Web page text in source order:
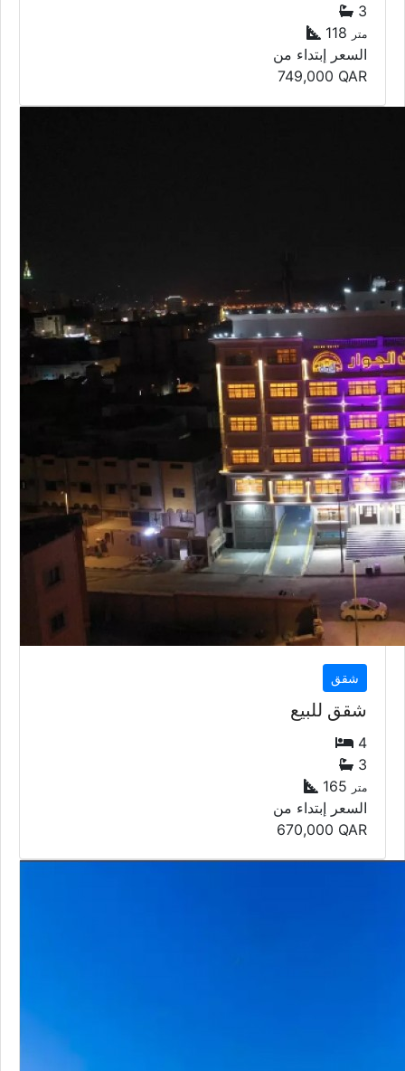
3
118 متر
السعر إبتداء من
749,000 QAR
شقق
شقق للبيع
4
3
165 متر
السعر إبتداء من
670,000 QAR